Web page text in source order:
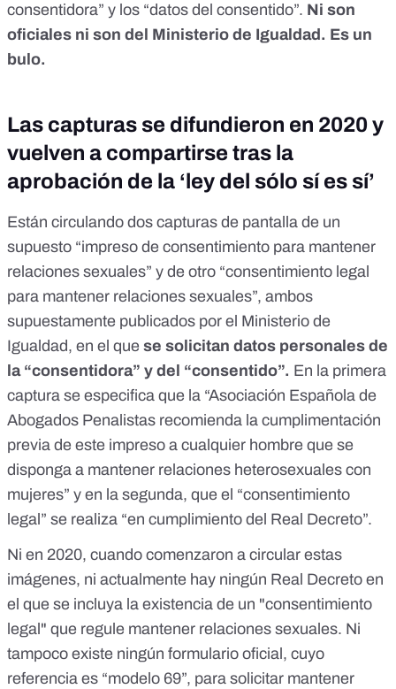
consentidora” y los “datos del consentido”. Ni son
oficiales ni son del Ministerio de Igualdad. Es un
bulo.
Las capturas se difundieron en 2020 y
vuelven a compartirse tras la
aprobación de la ‘ley del sólo sí es sí’
Están circulando dos capturas de pantalla de un
supuesto “impreso de consentimiento para mantener
relaciones sexuales” y de otro “consentimiento legal
para mantener relaciones sexuales”, ambos
supuestamente publicados por el Ministerio de
Igualdad, en el que se solicitan datos personales de
la “consentidora” y del “consentido”. En la primera
captura se especifica que la “Asociación Española de
Abogados Penalistas recomienda la cumplimentación
previa de este impreso a cualquier hombre que se
disponga a mantener relaciones heterosexuales con
mujeres” y en la segunda, que el “consentimiento
legal” se realiza “en cumplimiento del Real Decreto”.
Ni en 2020, cuando comenzaron a circular estas
imágenes, ni actualmente hay ningún Real Decreto en
el que se incluya la existencia de un "consentimiento
legal" que regule mantener relaciones sexuales. Ni
tampoco existe ningún formulario oficial, cuyo
referencia es “modelo 69”, para solicitar mantener